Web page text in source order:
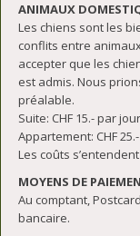
ANIMAUX
Les chiens sont les
conflits entre
accepter que les
est admis. Nous
préalable.
Suite: CHF 15.- par jour
Appartement: CHF
Les coûts
MOYENS DE
Au comptant,
bancaire.